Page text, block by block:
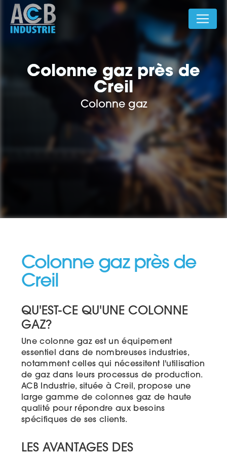
Colonne gaz près de
Creil
Colonne gaz
Colonne gaz près de
Creil
QU'EST-CE QU'UNE COLONNE
GAZ?
Une colonne gaz est un équipement
essentiel dans de nombreuses industries,
notamment celles qui nécessitent l'utilisation
de gaz dans leurs processus de production.
ACB Industrie, située à Creil, propose une
large gamme de colonnes gaz de haute
qualité pour répondre aux besoins
spécifiques de ses clients.
LES AVANTAGES DES
Panneau de gestion des cookies